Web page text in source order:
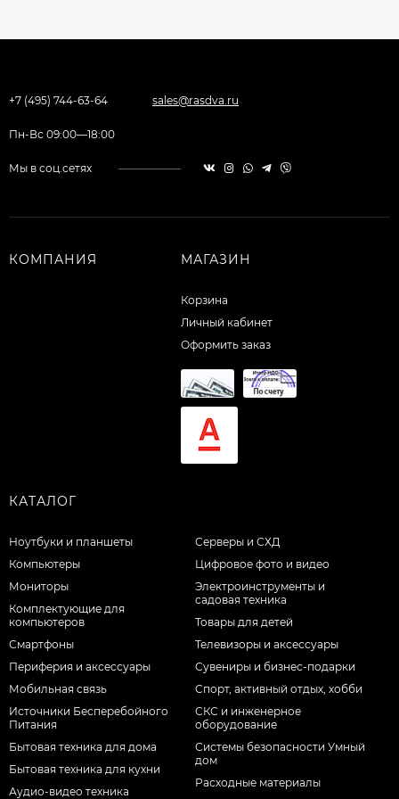
+7 (495) 744-63-64 sales@rasdva.ru
Пн-Вс 09:00—18:00
Мы в соц.сетях
КОМПАНИЯ МАГАЗИН
Корзина
Личный кабинет
Оформить заказ
КАТАЛОГ
Ноутбуки и планшеты
Компьютеры
Мониторы
Комплектующие для
компьютеров
Смартфоны
Периферия и аксессуары
Мобильная связь
Источники Бесперебойного
Питания
Бытовая техника для дома
Бытовая техника для кухни
Аудио-видео техника
Серверы и СХД
Цифровое фото и видео
Электроинструменты и
садовая техника
Товары для детей
Телевизоры и аксессуары
Сувениры и бизнес-подарки
Спорт, активный отдых, хобби
СКС и инженерное
оборудование
Системы безопасности Умный
дом
Расходные материалы